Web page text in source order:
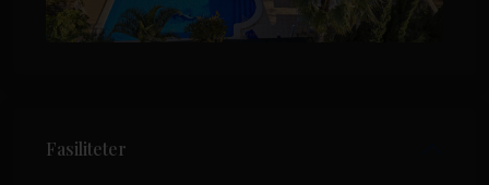
Fasiliteter